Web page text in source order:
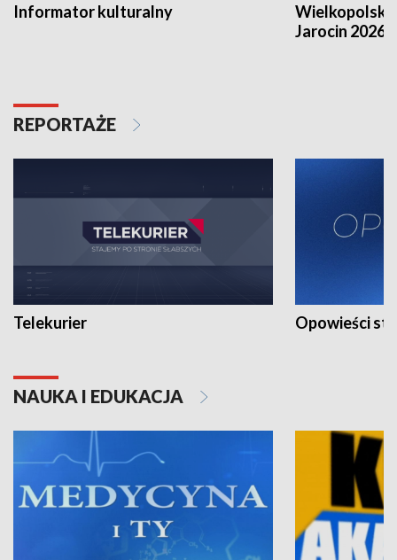
Informator kulturalny
Jarocin 2026
REPORTAŻE
Telekurier Opowieści
NAUKA I EDUKACJA